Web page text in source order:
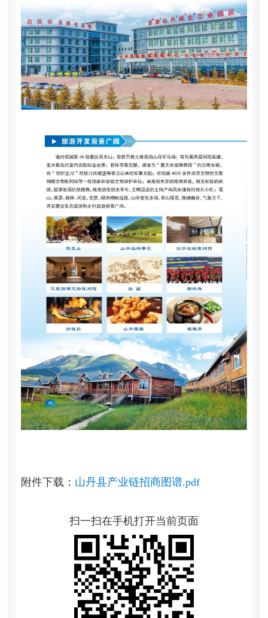
附件下载： 山丹县产业链招商图谱.pdf
扫一扫在手机打开当前页面